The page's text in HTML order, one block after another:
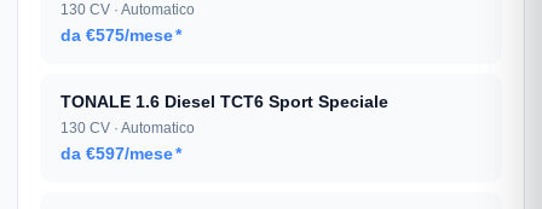
130 CV · Automatico
da €575/mese*
TONALE 1.6 Diesel TCT6 Sport Speciale
130 CV · Automatico
da €597/mese*